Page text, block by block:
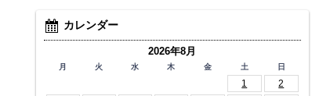
カレンダー
2026年8月
月 火 水 木 金 土 日
1
2